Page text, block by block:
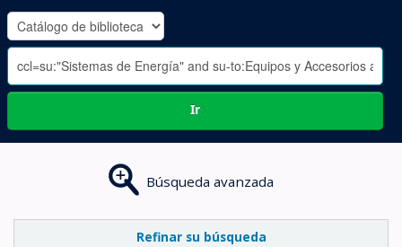
OLADE
-
Ir
Búsqueda avanzada
Refinar su búsqueda